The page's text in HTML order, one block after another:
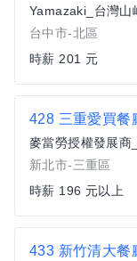
Yamazaki_台灣山
台中市-北區
時薪 201 元
428 三重愛買餐
麥當勞授權發展商
新北市-三重區
時薪 196 元以上
433 新竹清大餐